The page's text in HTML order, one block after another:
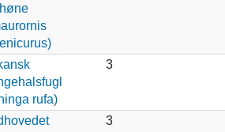
rufa)
3
3